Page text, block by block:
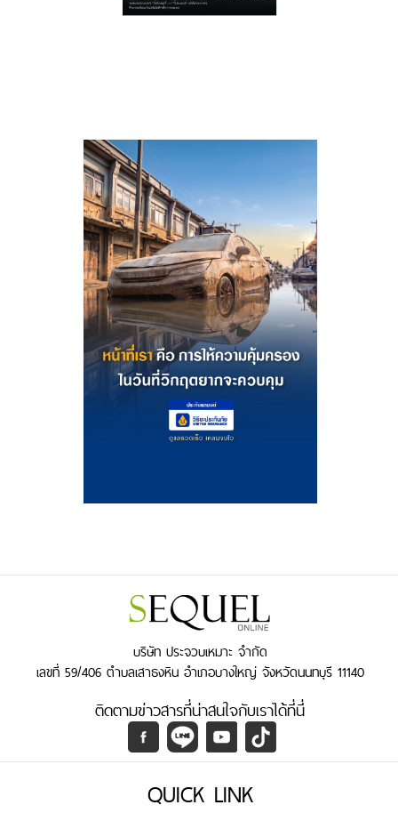
บริษัท ประจวบเหมาะ จำกัด
เลขที่ 59/406 ตำบลเสาธงหิน อำเภอบางใหญ่ จังหวัดนนทบุรี 11140
ติดตามข่าวสารที่น่าสนใจกับเราได้ที่นี่
QUICK LINK